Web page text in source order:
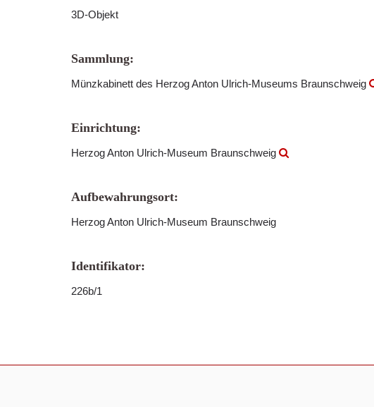
3D-Objekt
Sammlung:
Münzkabinett des Herzog Anton Ulrich-Museums Braunschweig
Einrichtung:
Herzog Anton Ulrich-Museum Braunschweig
Aufbewahrungsort:
Herzog Anton Ulrich-Museum Braunschweig
Identifikator:
226b/1